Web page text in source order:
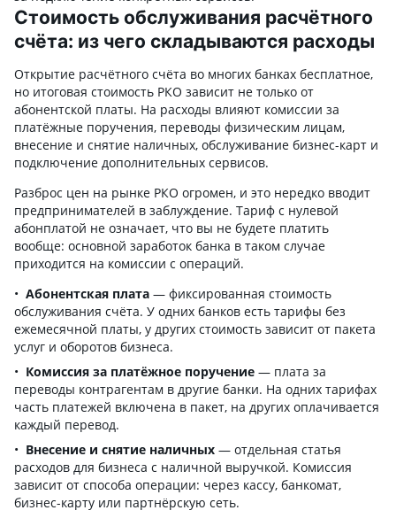
Стоимость обслуживания расчётного
счёта: из чего складываются расходы
Открытие расчётного счёта во многих банках бесплатное,
но итоговая стоимость РКО зависит не только от
абонентской платы. На расходы влияют комиссии за
платёжные поручения, переводы физическим лицам,
внесение и снятие наличных, обслуживание бизнес-карт и
подключение дополнительных сервисов.
Разброс цен на рынке РКО огромен, и это нередко вводит
предпринимателей в заблуждение. Тариф с нулевой
абонплатой не означает, что вы не будете платить
вообще: основной заработок банка в таком случае
приходится на комиссии с операций.
Абонентская плата — фиксированная стоимость
обслуживания счёта. У одних банков есть тарифы без
ежемесячной платы, у других стоимость зависит от пакета
услуг и оборотов бизнеса.
Комиссия за платёжное поручение — плата за
переводы контрагентам в другие банки. На одних тарифах
часть платежей включена в пакет, на других оплачивается
каждый перевод.
Внесение и снятие наличных — отдельная статья
расходов для бизнеса с наличной выручкой. Комиссия
зависит от способа операции: через кассу, банкомат,
бизнес-карту или партнёрскую сеть.